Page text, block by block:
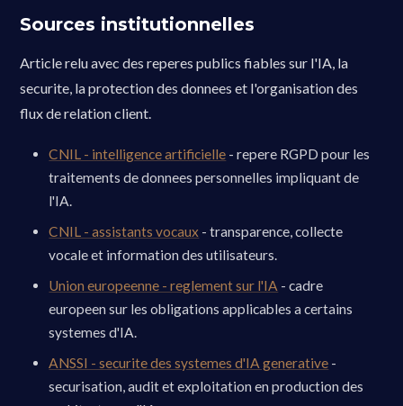
Sources institutionnelles
Article relu avec des reperes publics fiables sur l'IA, la
securite, la protection des donnees et l'organisation des
flux de relation client.
CNIL - intelligence artificielle - repere RGPD pour les
traitements de donnees personnelles impliquant de
l'IA.
CNIL - assistants vocaux - transparence, collecte
vocale et information des utilisateurs.
Union europeenne - reglement sur l'IA - cadre
europeen sur les obligations applicables a certains
systemes d'IA.
ANSSI - securite des systemes d'IA generative -
securisation, audit et exploitation en production des